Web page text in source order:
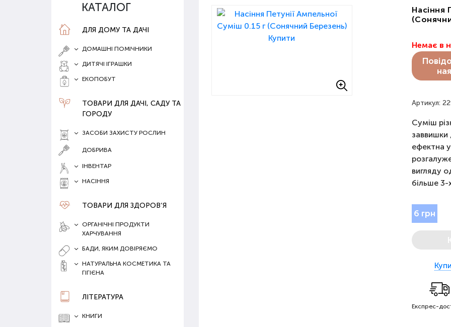
КАТАЛОГ
ДЛЯ ДОМУ ТА ДАЧІ
ДОМАШНІ ПОМІЧНИКИ
ДИТЯЧІ ІГРАШКИ
ЕКОПОБУТ
ТОВАРИ ДЛЯ ДАЧІ, САДУ ТА
ГОРОДУ
ЗАСОБИ ЗАХИСТУ РОСЛИН
ДОБРИВА
ІНВЕНТАР
НАСІННЯ
ТОВАРИ ДЛЯ ЗДОРОВ‘Я
ОРГАНІЧНІ ПРОДУКТИ
ХАРЧУВАННЯ
БАДИ, ЯКИМ ДОВІРЯЄМО
НАТУРАЛЬНА КОСМЕТИКА ТА
ГІГІЄНА
ЛІТЕРАТУРА
КНИГИ
Насіння
Немає в
Артикул:
Суміш
заввишки
ефектна
вигляду
більше 3-
6 грн
Експрес-